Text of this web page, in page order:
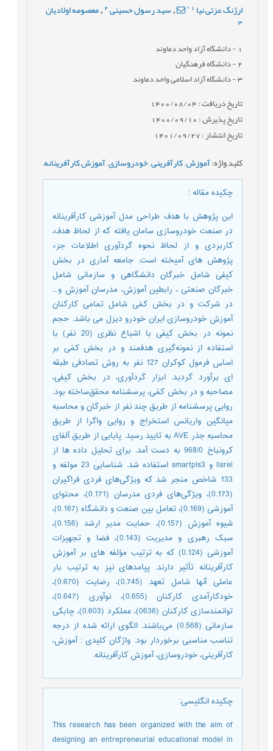
ارژنگ عزتی نیا1
*
,سید رسول حسینی 2
, معصومه اولادیان
3
- دانشگاه آزاد واحد دماوند
2- دانشگاه فرهنگیان
3- دانشگاه آزاد اسلامی واحد دماوند
تاریخ دریافت : 1400/08/04
تاریخ پذیرش : 1400/09/10
تاریخ انتشار : 1401/09/27
کلید واژه:آموزش,کارآفرینی,خودروسازی,آموزش کارآفرینانه,
چکیده مقاله:
این پژوهش با هدف طراحی مدل آموزشی کارآفرینانه
در صنعت خودروسازی سامان یافته که از لحاظ هدف،
کاربردی و از لحاظ نحوه گردآوری اطلاعات جزء
پژوهش های آمیخته است. جامعه آماری در بخش
کیفی شامل خبرگان دانشگاهی و سازمانی شامل
خبرگان صنعتی ، رابطین آموزش، مدرسان آموزش و...
در شرکت و در بخش کمّی شامل تمامی کارکنان
آموزش خودروسازی ایران خودرو دیزل می باشد. حجم
نمونه در بخش کیفی با اشباع نظری (20 نفر) با
استفاده از نمونه‌گيری هدفمند و در بخش کمّی بر
اساس فرمول کوکران 127 نفر به روش تصادفی طبقه
ای برآورد گردید. ابزار گردآوری، در بخش کیفی،
مصاحبه و در بخش کمّی، پرسشنامه محقق‌ساخته بود.
روایی پرسشنامه از طریق چند نفر از خبرگان و محاسبه
ﻣﯿﺎﻧﮕﯿﻦ وارﯾﺎﻧﺲ اﺳﺘﺨﺮاج و روایی واﮔﺮا از طریق
محاسبه جذر AVE به تایید رسید. پایایی از طریق آلفای
کرونباخ 968/0 به دست آمد. برای تحلیل داده ها از
lisrel و smartpls3 استفاده شد. شناسایی 23 مولفه و
133 شاخص منجر شد که ویژگی‌های فردی فراگیران
(0.173)، ویژگی‌های فردی مدرسان (0.171)، محتوای
آموزشی (0.169)، تعامل بین صنعت و دانشگاه (0.167)،
شیوه آموزش (0.157)، حمایت مدیر ارشد (0.156)،
سبک رهبری و مدیریت (0.143)، فضا و تجهیزات
آموزشی (0.124) که به ترتیب مؤلفه های بر آموزش
کارآفرینانه تأثیر دارند. پیامدهای نیز به ترتیب بار
عاملی آنها شامل تعهد (0.745)، رضایت (0.670)،
خودکارآمدی کارکنان (0.655)، نوآوری (0.647)،
توانمندسازی کارکنان (0636)، عملکرد (0.603)، چابکی
سازمانی (0.568) می‌باشند. الگوی ارائه شده از درجه
تناسب مناسبی برخوردار بود. واژگان کلیدی : آموزش،
کارآفرینی، خودروسازی، آموزش کارآفرینانه.
چکیده انگلیسی:
This research has been organized with the aim of
designing an entrepreneurial educational model in